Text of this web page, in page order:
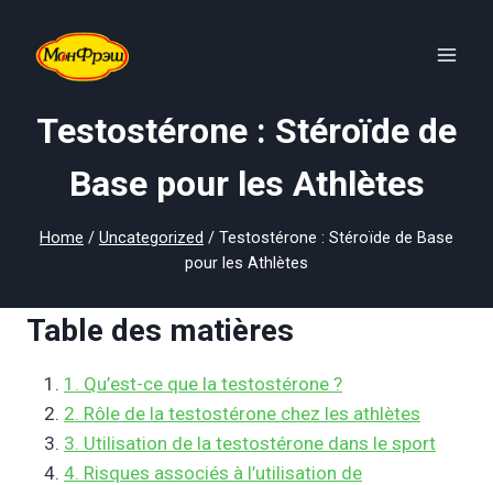
content
Testostérone : Stéroïde de
Base pour les Athlètes
Home / Uncategorized / Testostérone : Stéroïde de Base
pour les Athlètes
Table des matières
1. Qu’est-ce que la testostérone ?
2. Rôle de la testostérone chez les athlètes
3. Utilisation de la testostérone dans le sport
4. Risques associés à l’utilisation de